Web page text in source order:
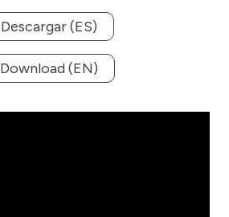
Descargar (ES)
Download (EN)